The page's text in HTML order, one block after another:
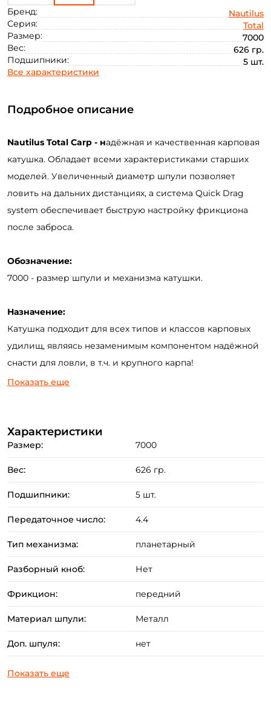
Бренд:
Nautilus
Серия:
Total
Размер:
7000
Вес:
626 гр.
Подшипники:
5 шт.
Все характеристики
Подробное описание
Nautilus Total Carp - надёжная и качественная карповая
катушка. Обладает всеми характеристиками старших
моделей. Увеличенный диаметр шпули позволяет
ловить на дальних дистанциях, а система Quick Drag
system обеспечивает быструю настройку фрикциона
после заброса.
Обозначение:
7000 - размер шпули и механизма катушки.
Назначение:
Катушка подходит для всех типов и классов карповых
удилищ, являясь незаменимым компонентом надёжной
снасти для ловли, в т.ч. и крупного карпа!
- TOUGH Alloy Processing (ТAP) - основная шестерня,
- Облегчённая алюминиевая шпуля,
- Quick Drag - система быстрого фрикциона,
титана,
- Улучшенные тяговые характеристики,
Показать еще
Характеристики
Размер: 7000
Вес: 626 гр.
Подшипники: 5 шт.
Передаточное число: 4.4
Тип механизма: планетарный
Разборный кноб: Нет
Фрикцион: передний
Материал шпули: Металл
Доп. шпуля: нет